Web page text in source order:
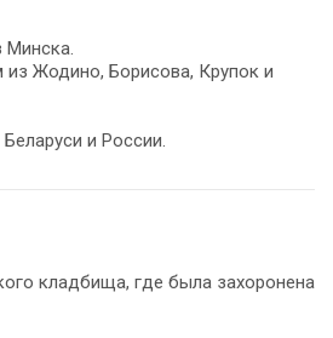
Минска.
из Жодино, Борисова, Крупок и
и России.
кладбища, где была захоронена